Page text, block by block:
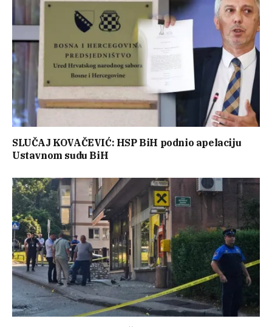
SLUČAJ KOVAČEVIĆ: HSP BiH podnio apelaciju
Ustavnom sudu BiH